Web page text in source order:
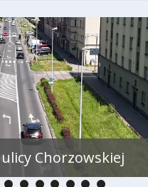
Chorzowskiej